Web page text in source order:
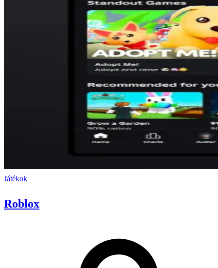
Játékok
Roblox